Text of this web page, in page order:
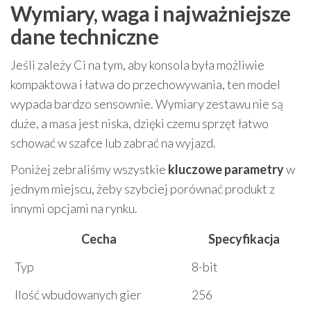
Wymiary, waga i najważniejsze
dane techniczne
Jeśli zależy Ci na tym, aby konsola była możliwie
kompaktowa i łatwa do przechowywania, ten model
wypada bardzo sensownie. Wymiary zestawu nie są
duże, a masa jest niska, dzięki czemu sprzęt łatwo
schować w szafce lub zabrać na wyjazd.
Poniżej zebraliśmy wszystkie kluczowe parametryw
jednym miejscu, żeby szybciej porównać produkt z
innymi opcjami na rynku.
Cecha
Specyfikacja
Typ
8-bit
Ilość wbudowanych gier
256